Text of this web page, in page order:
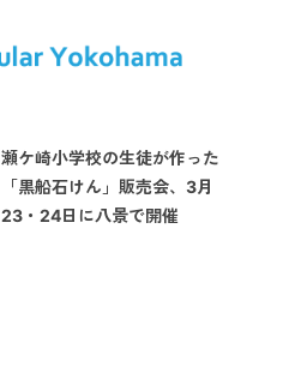
瀬ケ崎小学校の生徒が作った
「黒船石けん」販売会、3月
23・24日に八景で開催